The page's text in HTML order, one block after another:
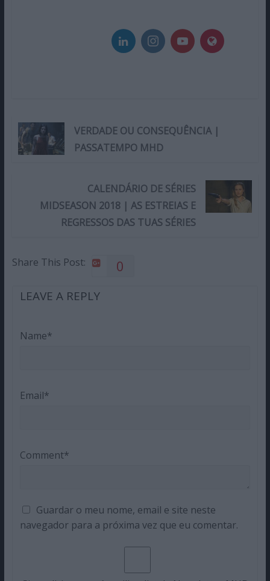
VERDADE OU CONSEQUÊNCIA |
PASSATEMPO MHD
CALENDÁRIO DE SÉRIES
MIDSEASON 2018 | AS ESTREIAS E
REGRESSOS DAS TUAS SÉRIES
Share This Post: 0
LEAVE A REPLY
Name*
Email*
Comment*
Guardar o meu nome, email e site neste
navegador para a próxima vez que eu comentar.